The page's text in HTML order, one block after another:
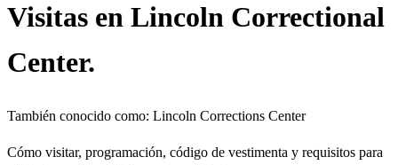
Visitas en Lincoln Correctional
Center.
También conocido como: Lincoln Corrections Center
Cómo visitar, programación, código de vestimenta y requisitos para